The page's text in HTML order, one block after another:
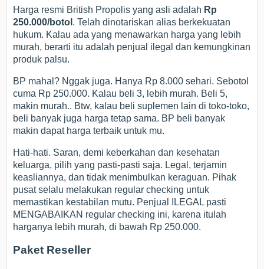
Harga resmi British Propolis yang asli adalah Rp
250.000/botol . Telah dinotariskan alias berkekuatan
hukum. Kalau ada yang menawarkan harga yang lebih
murah, berarti itu adalah penjual ilegal dan kemungkinan
produk palsu.
BP mahal? Nggak juga. Hanya Rp 8.000 sehari. Sebotol
cuma Rp 250.000. Kalau beli 3, lebih murah. Beli 5,
makin murah.. Btw, kalau beli suplemen lain di toko-toko,
beli banyak juga harga tetap sama. BP beli banyak
makin dapat harga terbaik untuk mu.
Hati-hati. Saran, demi keberkahan dan kesehatan
keluarga, pilih yang pasti-pasti saja. Legal, terjamin
keasliannya, dan tidak menimbulkan keraguan. Pihak
pusat selalu melakukan regular checking untuk
memastikan kestabilan mutu. Penjual ILEGAL pasti
MENGABAIKAN regular checking ini, karena itulah
harganya lebih murah, di bawah Rp 250.000.
Paket Reseller